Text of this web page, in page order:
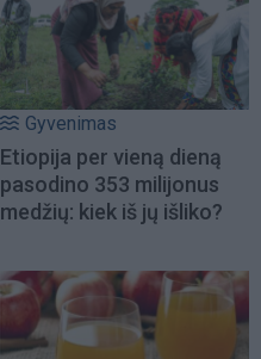
Gyvenimas
Etiopija per vieną dieną
pasodino 353 milijonus
medžių: kiek iš jų išliko?